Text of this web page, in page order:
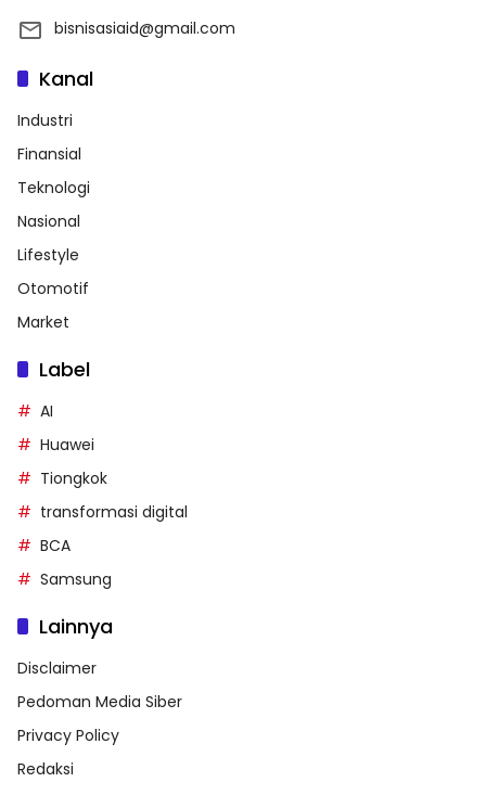
bisnisasiaid@gmail.com
Kanal
Industri
Finansial
Teknologi
Nasional
Lifestyle
Otomotif
Market
Label
AI
Huawei
Tiongkok
transformasi digital
BCA
Samsung
Lainnya
Disclaimer
Pedoman Media Siber
Privacy Policy
Redaksi